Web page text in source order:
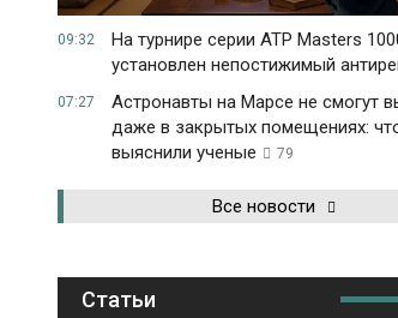
09:32
На турнире серии ATP Masters
установлен непостижимый
07:27
Астронавты на Марсе не смогут
даже в закрытых помещениях:
выяснили ученые
79
Все новости
Статьи